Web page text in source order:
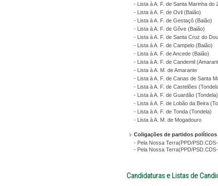
- Lista à A. F. de Santa Marinha do
- Lista à A. F. de Ovil (Baião)
- Lista à A. F. de Gestaçô (Baião)
- Lista à A. F. de Gôve (Baião)
- Lista à A. F. de Santa Cruz do
- Lista à A. F. de Campelo (Baião)
- Lista à A. F. de Ancede (Baião)
- Lista à A. F. de Candemil
- Lista à A. M. de Amarante
- Lista à A. F. de Canas de Santa
- Lista à A. F. de Castelões
- Lista à A. F. de Guardão (Tondela)
- Lista à A. F. de Lobão da Beira
- Lista à A. F. de Tonda (Tondela)
- Lista à A. M. de Mogadouro
Coligações de partidos políticos
- Pela Nossa Terra(PPD/
- Pela Nossa Terra(PPD/
Candidaturas e Listas de